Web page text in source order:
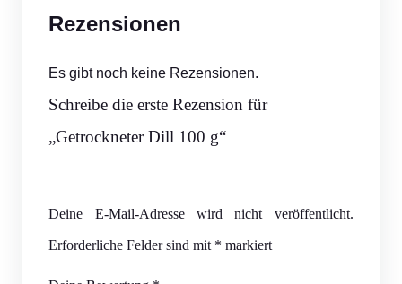
Rezensionen
Es gibt noch keine Rezensionen.
Schreibe die erste Rezension für
„Getrockneter Dill 100 g“
Deine E-Mail-Adresse wird nicht veröffentlicht.
Erforderliche Felder sind mit * markiert